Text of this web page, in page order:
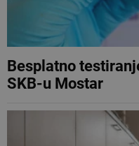
Besplatno
SKB-u Mostar